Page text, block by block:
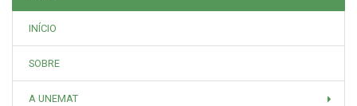
INÍCIO
SOBRE
A UNEMAT